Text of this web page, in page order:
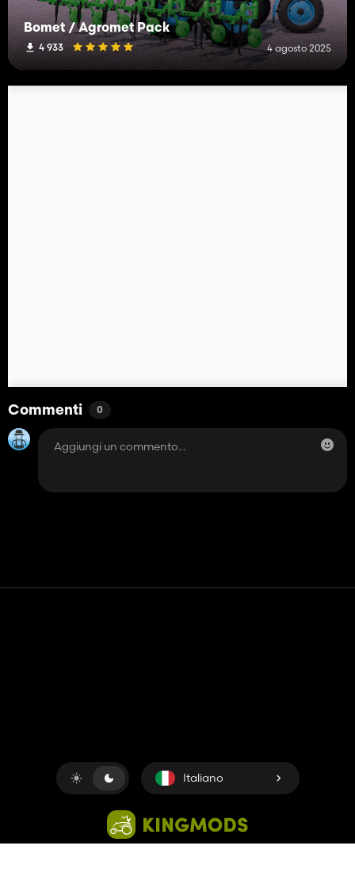
Bomet / Agromet Pack
4 933 4 agosto 2025
Commenti 0
Italiano